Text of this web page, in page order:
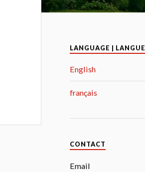
LANGUAGE | LANGUE
English
français
CONTACT
Email